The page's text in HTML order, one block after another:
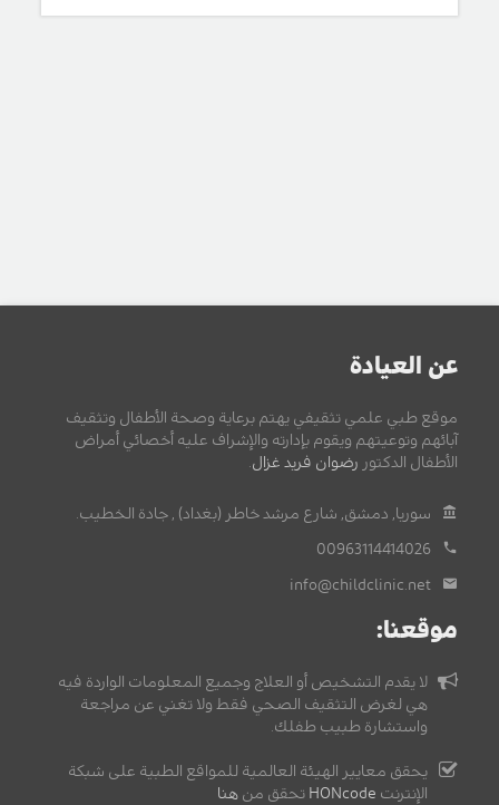
عن العيادة
موقع طبي علمي تثقيفي يهتم برعاية وصحة الأطفال وتثقيف
آبائهم وتوعيتهم ويقوم بإدارته والإشراف عليه أخصائي أمراض
الأطفال الدكتور رضوان فريد غزال.
سوريا, دمشق, شارع مرشد خاطر (بغداد) , جادة الخطيب.
00963114414026
info@childclinic.net
موقعنا:
لا يقدم التشخيص أو العلاج وجميع المعلومات الواردة فيه
هي لغرض التثقيف الصحي فقط ولا تغني عن مراجعة
واستشارة طبيب طفلك.
يحقق معايير الهيئة العالمية للمواقع الطبية على شبكة
الإنترنت HONcode تحقق من هنا